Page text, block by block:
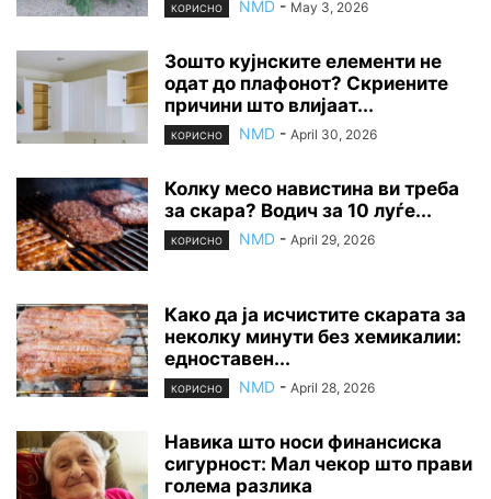
КОРИСНО NMD - May 3, 2026
Зошто кујнските елементи не
одат до плафонот? Скриените
причини што влијаат...
КОРИСНО NMD - April 30, 2026
Колку месо навистина ви треба
за скара? Водич за 10 луѓе...
КОРИСНО NMD - April 29, 2026
Како да ја исчистите скарата за
неколку минути без хемикалии:
едноставен...
КОРИСНО NMD - April 28, 2026
Навика што носи финансиска
сигурност: Мал чекор што прави
голема разлика